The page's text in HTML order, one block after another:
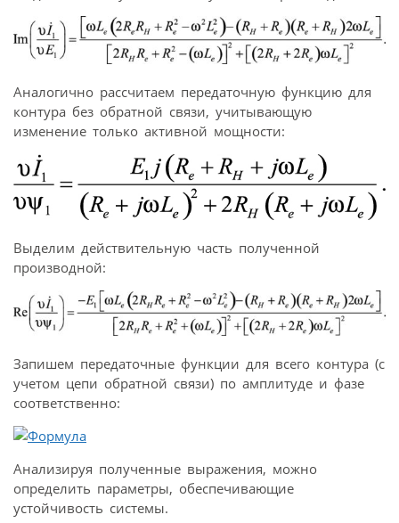
Аналогично рассчитаем передаточную функцию для
контура без обратной связи, учитывающую
изменение только активной мощности:
Выделим действительную часть полученной
производной:
Запишем передаточные функции для всего контура (с
учетом цепи обратной связи) по амплитуде и фазе
соответственно:
Анализируя полученные выражения, можно
определить параметры, обеспечивающие
устойчивость системы.